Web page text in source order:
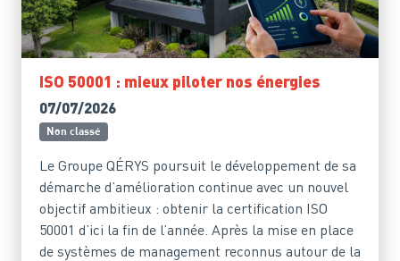
ISO 50001 : mieux piloter nos énergies
07/07/2026
Non classé
Le Groupe QÉRYS poursuit le développement de sa
démarche d’amélioration continue avec un nouvel
objectif ambitieux : obtenir la certification ISO
50001 d’ici la fin de l’année. Après la mise en place
de systèmes de management reconnus autour de la